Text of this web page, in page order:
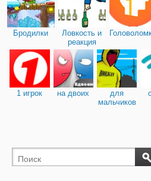
Бродилки
Ловкость и
реакция
1 игрок на двоих
для
мальчиков